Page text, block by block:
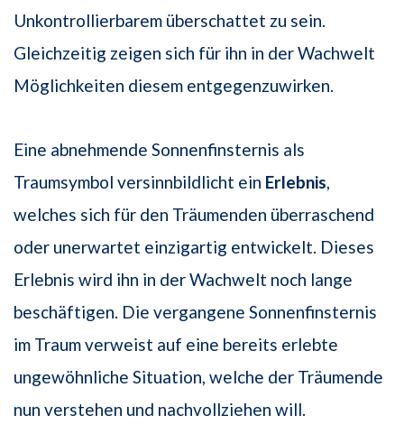
Unkontrollierbarem überschattet zu sein.
Gleichzeitig zeigen sich für ihn in der Wachwelt
Möglichkeiten diesem entgegenzuwirken.
Eine abnehmende Sonnenfinsternis als
Traumsymbol versinnbildlicht ein Erlebnis,
welches sich für den Träumenden überraschend
oder unerwartet einzigartig entwickelt. Dieses
Erlebnis wird ihn in der Wachwelt noch lange
beschäftigen. Die vergangene Sonnenfinsternis
im Traum verweist auf eine bereits erlebte
ungewöhnliche Situation, welche der Träumende
nun verstehen und nachvollziehen will.